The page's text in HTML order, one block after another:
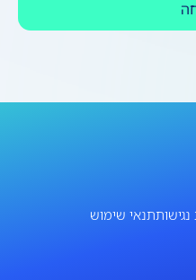
תנאי שימוש